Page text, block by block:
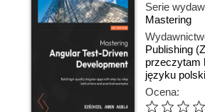
Serie
Mastering
Publishing
przeczytam
języku
Ocena: